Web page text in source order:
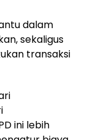
dalam
sekaligus
transaksi
ini lebih